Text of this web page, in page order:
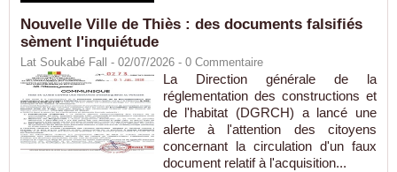
Nouvelle Ville de Thiès : des documents falsifiés
sèment l'inquiétude
Lat Soukabé Fall - 02/07/2026 - 0 Commentaire
La Direction générale de la
réglementation des constructions et
de l'habitat (DGRCH) a lancé une
alerte à l'attention des citoyens
concernant la circulation d'un faux
document relatif à l'acquisition...